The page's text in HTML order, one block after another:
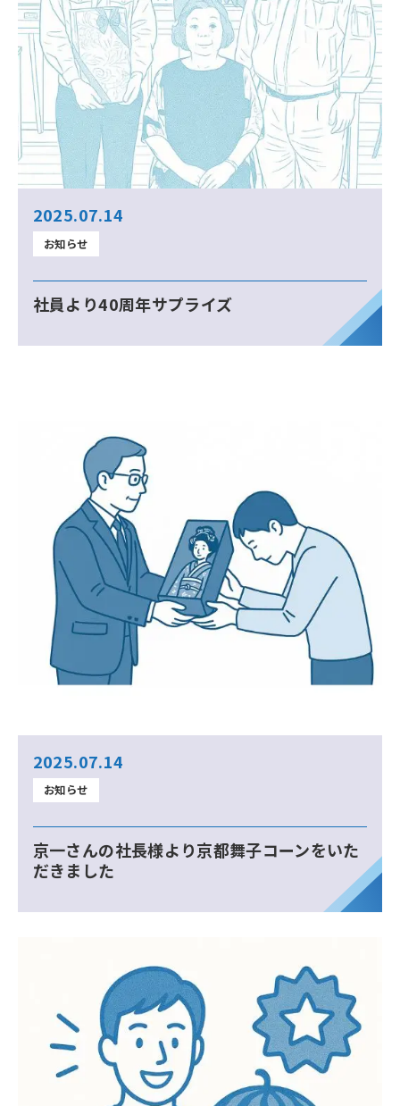
2025.07.14
お知らせ
社員より40周年サプライズ
2025.07.14
お知らせ
京一さんの社長様より京都舞子コーンをいた
だきました